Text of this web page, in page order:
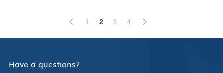
1 2 3 4
Have a questions?